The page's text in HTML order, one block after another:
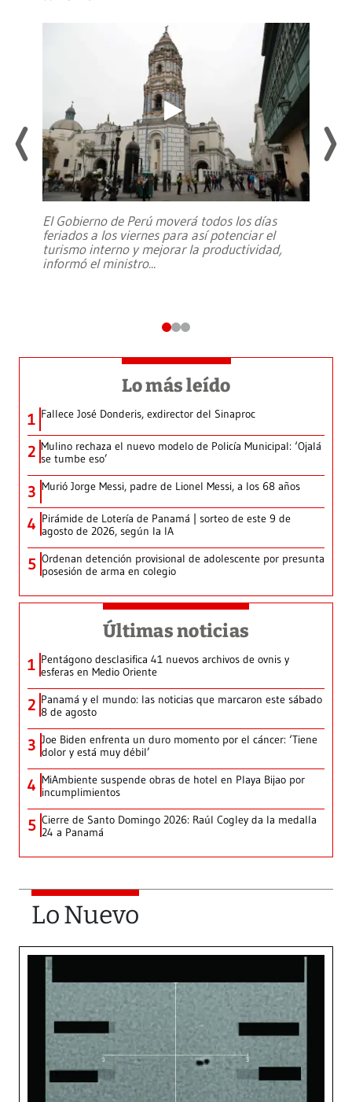
El Gobierno de Perú moverá todos los días
feriados a los viernes para así potenciar el
turismo interno y mejorar la productividad,
informó el ministro...
Lo más leído
1 Fallece José Donderis, exdirector del Sinaproc
2 Mulino rechaza el nuevo modelo de Policía Municipal: ‘Ojalá
se tumbe eso’
3 Murió Jorge Messi, padre de Lionel Messi, a los 68 años
4 Pirámide de Lotería de Panamá | sorteo de este 9 de
agosto de 2026, según la IA
5 Ordenan detención provisional de adolescente por presunta
posesión de arma en colegio
Últimas noticias
1 Pentágono desclasifica 41 nuevos archivos de ovnis y
esferas en Medio Oriente
2 Panamá y el mundo: las noticias que marcaron este sábado
8 de agosto
3 Joe Biden enfrenta un duro momento por el cáncer: ‘Tiene
dolor y está muy débil’
4 MiAmbiente suspende obras de hotel en Playa Bijao por
incumplimientos
5 Cierre de Santo Domingo 2026: Raúl Cogley da la medalla
24 a Panamá
Lo Nuevo